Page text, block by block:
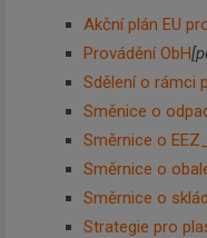
Akční plán EU
Provádění ObH
Sdělení o rámci
Směnice o
Směrnice o
Směrnice o
Směrnice o
Strategie pro
budeme